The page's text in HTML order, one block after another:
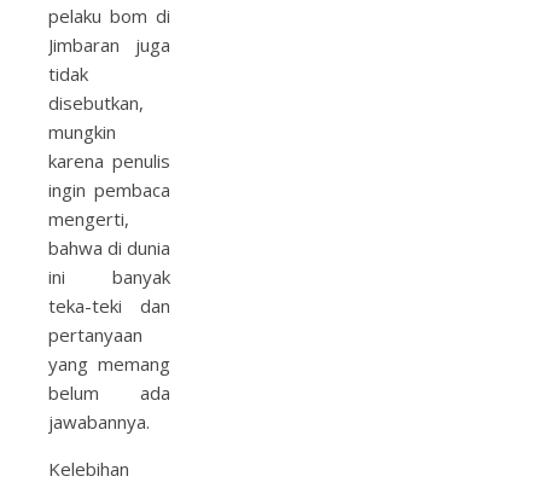
pelaku bom di
Jimbaran juga
tidak
disebutkan,
mungkin
karena penulis
ingin pembaca
mengerti,
bahwa di dunia
ini banyak
teka-teki dan
pertanyaan
yang memang
belum ada
jawabannya.
Kelebihan